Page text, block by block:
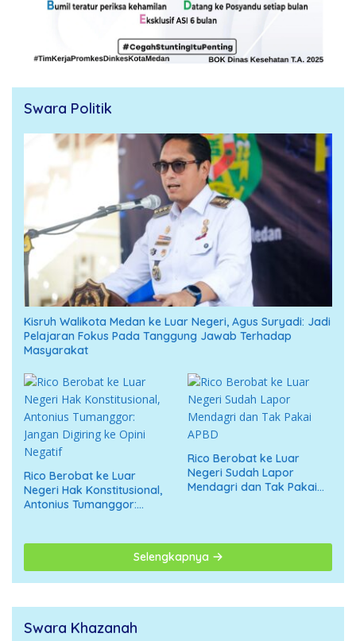
Swara Politik
Kisruh Walikota Medan ke Luar Negeri, Agus Suryadi: Jadi
Pelajaran Fokus Pada Tanggung Jawab Terhadap
Masyarakat
Rico Berobat ke Luar
Negeri Hak Konstitusional,
Antonius Tumanggor:
Rico Berobat ke Luar
Negeri Sudah Lapor
Mendagri dan Tak Pakai
Selengkapnya
Swara Khazanah